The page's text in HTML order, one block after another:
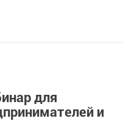
для
и